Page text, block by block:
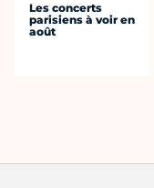
Les concerts
parisiens à voir en
août